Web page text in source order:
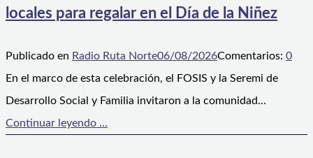
locales para regalar en el Día de la Niñez
Publicado en Radio Ruta Norte06/08/2026Comentarios: 0
En el marco de esta celebración, el FOSIS y la Seremi de
Desarrollo Social y Familia invitaron a la comunidad…
Continuar leyendo ...